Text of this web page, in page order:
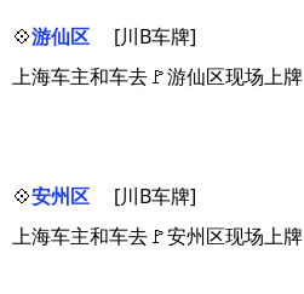
💠游仙区
[川B车牌]
上海车主和车去🚩游仙区现场上牌
💠安州区
[川B车牌]
上海车主和车去🚩安州区现场上牌